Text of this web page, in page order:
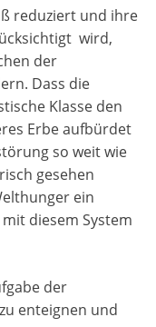
reduziert und ihre
wird,
der
Dass die
Klasse den
Erbe aufbürdet
so weit wie
gesehen
ein
diesem System
der
enteignen und